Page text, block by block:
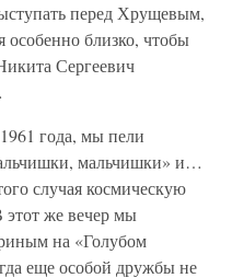
перед Хрущевым,
особенно близко, чтобы
Сергеевич
года, мы пели
мальчишки» и…
случая космическую
же вечер мы
на «Голубом
еще особой дружбы не